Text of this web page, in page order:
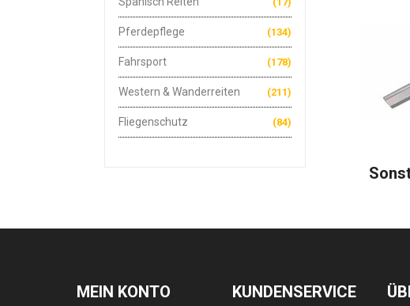
(134)
Pferdepflege
(178)
Fahrsport
(211)
Western & Wanderreiten
(84)
Fliegenschutz
MEIN KONTO KUNDENSERVICE